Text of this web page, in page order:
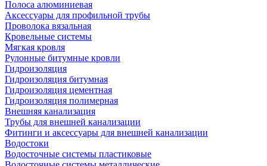
Полоса алюминиевая
Аксессуары для профильной трубы
Проволока вязальная
Кровельные системы
Мягкая кровля
Рулонные битумные кровли
Гидроизоляция
Гидроизоляция битумная
Гидроизоляция цементная
Гидроизоляция полимерная
Внешняя канализация
Трубы для внешней канализации
Фитинги и аксессуары для внешней канализации
Водостоки
Водосточные системы пластиковые